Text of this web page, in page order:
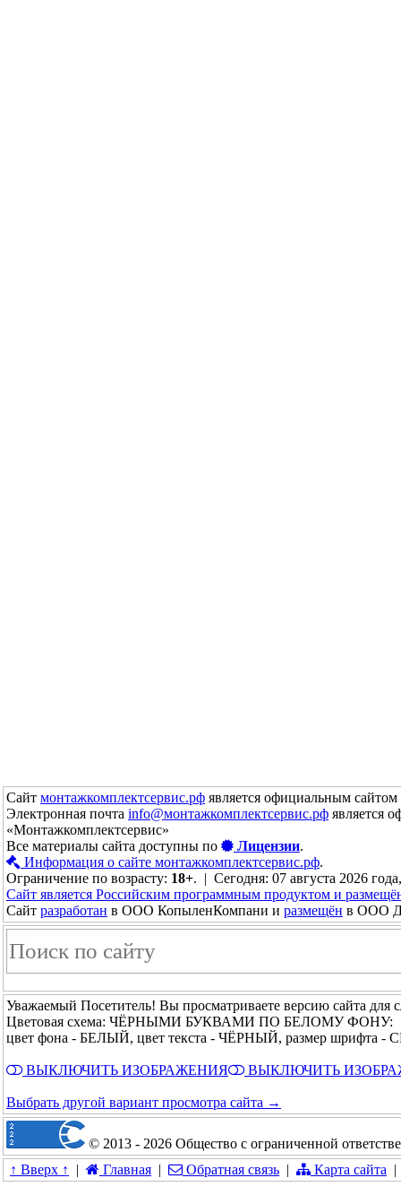
Сайт монтажкомплектсервис.рф является официальным
Электронная почта info@монтажкомплектсервис.рф является
«Монтажкомплектсервис»
Все материалы сайта доступны по
Лицензии.
Информация о сайте монтажкомплектсервис.рф.
Ограничение по возрасту: 18+. | Сегодня: 07 августа 2026
Сайт является Российским программным продуктом и
Сайт разработан в ООО КопыленКомпани и размещён в ООО
Уважаемый Посетитель! Вы просматриваете версию сайта для
Цветовая схема: ЧЁРНЫМИ БУКВАМИ ПО БЕЛОМУ ФОНУ:
цвет фона - БЕЛЫЙ, цвет текста - ЧЁРНЫЙ, размер шрифта
ВЫКЛЮЧИТЬ ИЗОБРАЖЕНИЯ ВЫКЛЮЧИТЬ
Выбрать другой вариант просмотра сайта →
© 2013 - 2026 Общество с ограниченной
↑ Вверх ↑
| Главная | Обратная связь | Карта сайта